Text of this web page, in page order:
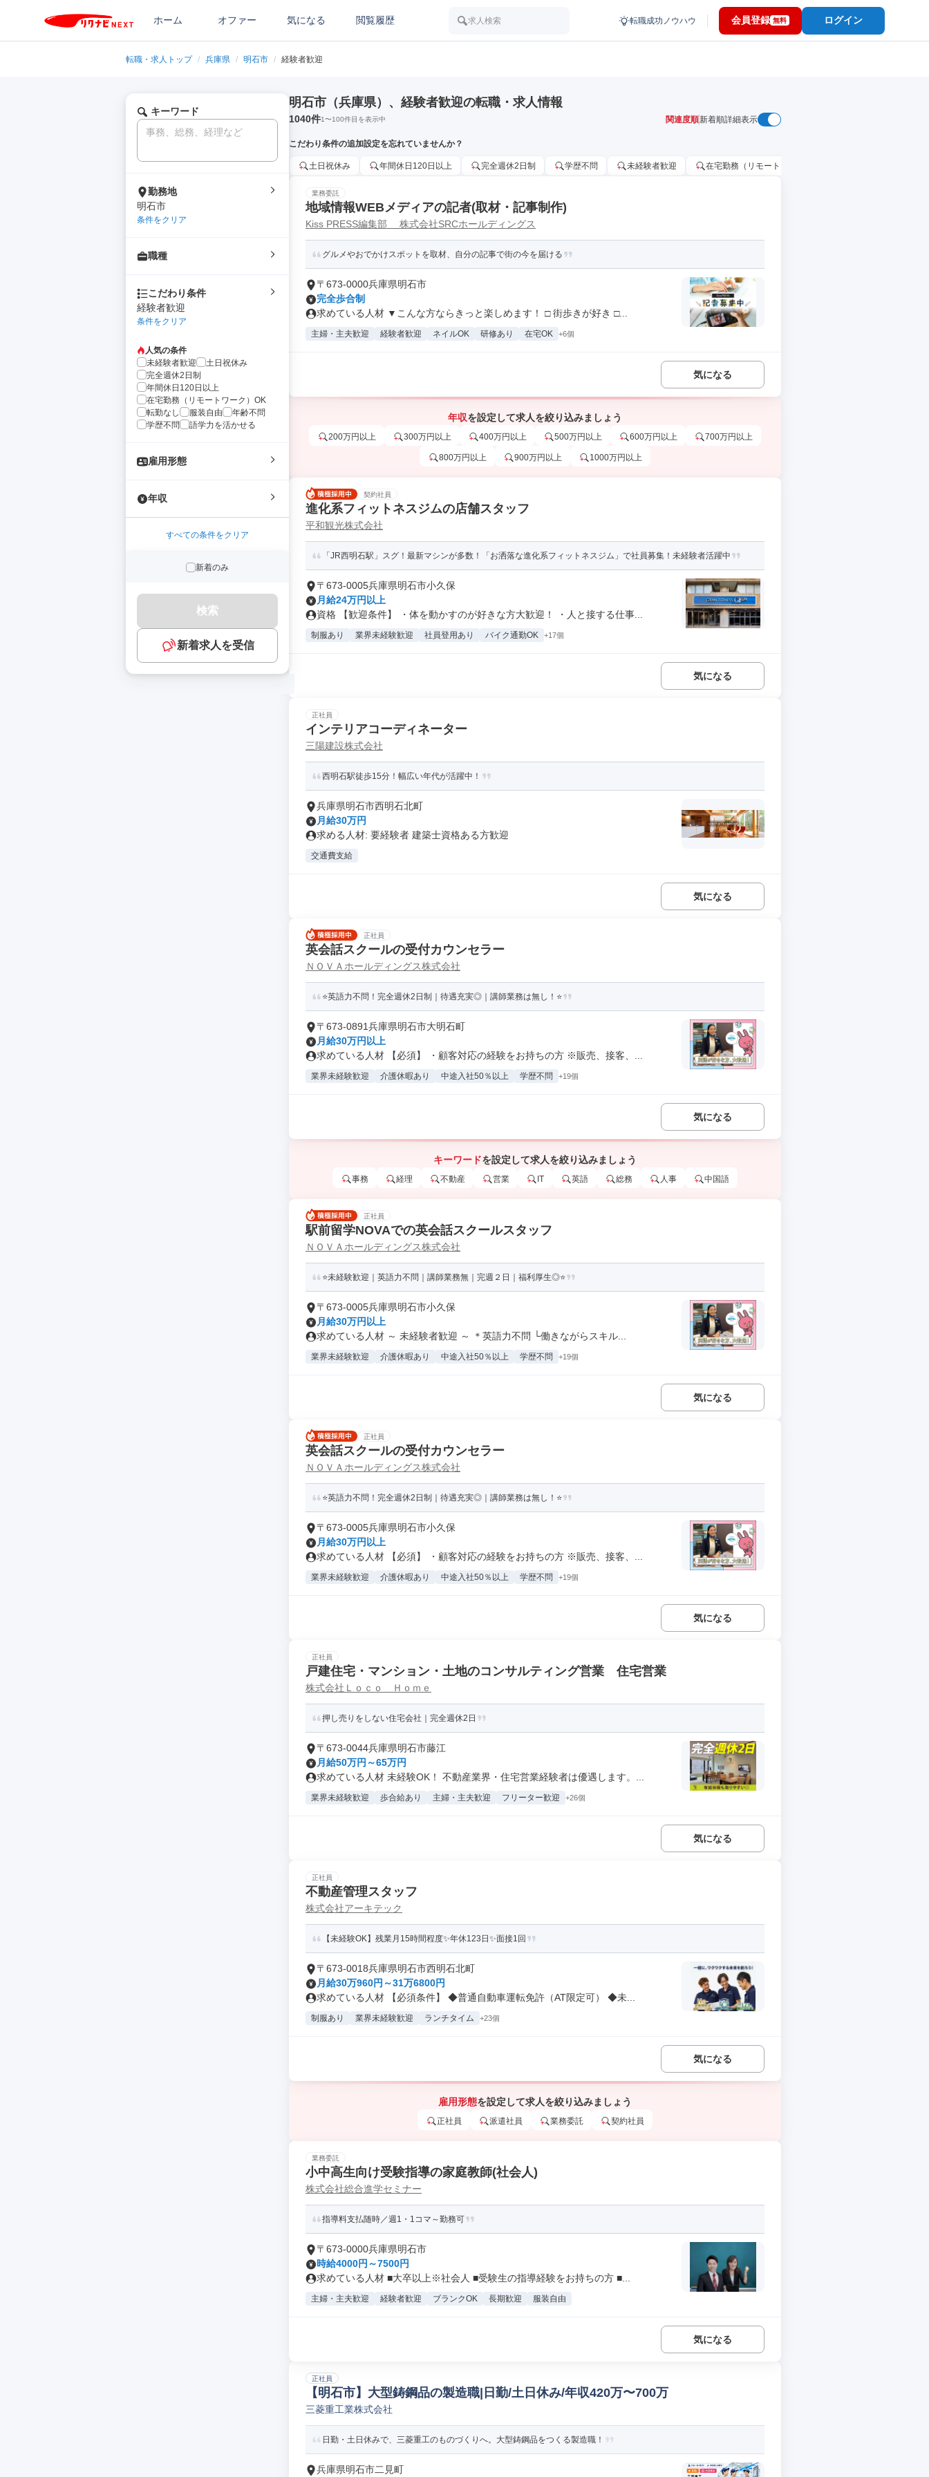
ホーム オファー 気になる 閲覧履歴 求人検索 転職成功ノウハウ 会員登録 無料 ログイン
転職・求人トップ / 兵庫県 / 明石市 / 経験者歓迎
キーワード
勤務地
明石市
条件をクリア
職種
こだわり条件
経験者歓迎
条件をクリア
人気の条件
未経験者歓迎
土日祝休み
完全週休2日制
年間休日120日以上
在宅勤務（リモートワーク）OK
転勤なし
服装自由
年齢不問
学歴不問
語学力を活かせる
雇用形態
年収
すべての条件をクリア
新着のみ
検索
新着求人を受信
明石市（兵庫県）、経験者歓迎の転職・求人情報
1040件1〜100件目を表示中 関連度順新着順詳細表示
こだわり条件の追加設定を忘れていませんか？
土日祝休み 年間休日120日以上 完全週休2日制 学歴不問 未経験者歓迎 在宅勤務（リモートワーク）OK
業務委託
地域情報WEBメディアの記者(取材・記事制作)
Kiss PRESS編集部 株式会社SRCホールディングス
グルメやおでかけスポットを取材、自分の記事で街の今を届ける
〒673-0000兵庫県明石市
完全歩合制
求めている人材 ▼こんな方ならきっと楽しめます！ □ 街歩きが好き □...
主婦・主夫歓迎 経験者歓迎 ネイルOK 研修あり 在宅OK +6個
気になる
年収を設定して求人を絞り込みましょう
200万円以上 300万円以上 400万円以上 500万円以上 600万円以上 700万円以上
800万円以上 900万円以上 1000万円以上
契約社員
進化系フィットネスジムの店舗スタッフ
平和観光株式会社
「JR西明石駅」スグ！最新マシンが多数！「お洒落な進化系フィットネスジム」で社員募集！未経験者活躍中
〒673-0005兵庫県明石市小久保
月給24万円以上
資格 【歓迎条件】 ・体を動かすのが好きな方大歓迎！ ・人と接する仕事...
制服あり 業界未経験歓迎 社員登用あり バイク通勤OK +17個
気になる
正社員
インテリアコーディネーター
三陽建設株式会社
西明石駅徒歩15分！幅広い年代が活躍中！
兵庫県明石市西明石北町
月給30万円
求める人材: 要経験者 建築士資格ある方歓迎
交通費支給
気になる
正社員
英会話スクールの受付カウンセラー
ＮＯＶＡホールディングス株式会社
⭐英語力不問！完全週休2日制｜待遇充実◎｜講師業務は無し！⭐
〒673-0891兵庫県明石市大明石町
月給30万円以上
求めている人材 【必須】 ・顧客対応の経験をお持ちの方 ※販売、接客、...
業界未経験歓迎 介護休暇あり 中途入社50％以上 学歴不問 +19個
気になる
キーワードを設定して求人を絞り込みましょう
事務 経理 不動産 営業 IT 英語 総務 人事 中国語
正社員
駅前留学NOVAでの英会話スクールスタッフ
ＮＯＶＡホールディングス株式会社
⭐未経験歓迎｜英語力不問｜講師業務無｜完週２日｜福利厚生◎⭐
〒673-0005兵庫県明石市小久保
月給30万円以上
求めている人材 ～ 未経験者歓迎 ～ ＊英語力不問 └働きながらスキル...
業界未経験歓迎 介護休暇あり 中途入社50％以上 学歴不問 +19個
気になる
正社員
英会話スクールの受付カウンセラー
ＮＯＶＡホールディングス株式会社
⭐英語力不問！完全週休2日制｜待遇充実◎｜講師業務は無し！⭐
〒673-0005兵庫県明石市小久保
月給30万円以上
求めている人材 【必須】 ・顧客対応の経験をお持ちの方 ※販売、接客、...
業界未経験歓迎 介護休暇あり 中途入社50％以上 学歴不問 +19個
気になる
正社員
戸建住宅・マンション・土地のコンサルティング営業 住宅営業
株式会社Ｌｏｃｏ Ｈｏｍｅ
押し売りをしない住宅会社｜完全週休2日
〒673-0044兵庫県明石市藤江
月給50万円～65万円
求めている人材 未経験OK！ 不動産業界・住宅営業経験者は優遇します。...
業界未経験歓迎 歩合給あり 主婦・主夫歓迎 フリーター歓迎 +26個
気になる
正社員
不動産管理スタッフ
株式会社アーキテック
【未経験OK】残業月15時間程度✨年休123日✨面接1回
〒673-0018兵庫県明石市西明石北町
月給30万960円～31万6800円
求めている人材 【必須条件】 ◆普通自動車運転免許（AT限定可） ◆未...
制服あり 業界未経験歓迎 ランチタイム +23個
気になる
雇用形態を設定して求人を絞り込みましょう
正社員 派遣社員 業務委託 契約社員
業務委託
小中高生向け受験指導の家庭教師(社会人)
株式会社総合進学セミナー
指導料支払随時／週1・1コマ～勤務可
〒673-0000兵庫県明石市
時給4000円～7500円
求めている人材 ■大卒以上※社会人 ■受験生の指導経験をお持ちの方 ■...
主婦・主夫歓迎 経験者歓迎 ブランクOK 長期歓迎 服装自由
気になる
正社員
【明石市】大型鋳鋼品の製造職|日勤/土日休み/年収420万〜700万
三菱重工業株式会社
日勤・土日休みで、三菱重工のものづくりへ。大型鋳鋼品をつくる製造職！
兵庫県明石市二見町